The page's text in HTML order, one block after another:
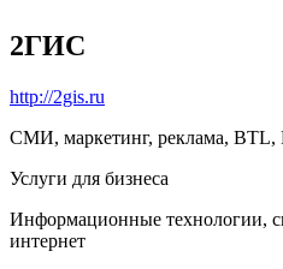
2ГИС
http://2gis.ru
СМИ, маркетинг, реклама, BTL,
Услуги для бизнеса
Информационные технологии,
интернет